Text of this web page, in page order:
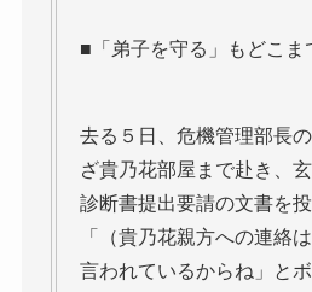
■「弟子を守る」もどこま
去る５日、危機管理部長
ざ貴乃花部屋まで赴き、
診断書提出要請の文書を
「（貴乃花親方への連絡
言われているからね」と